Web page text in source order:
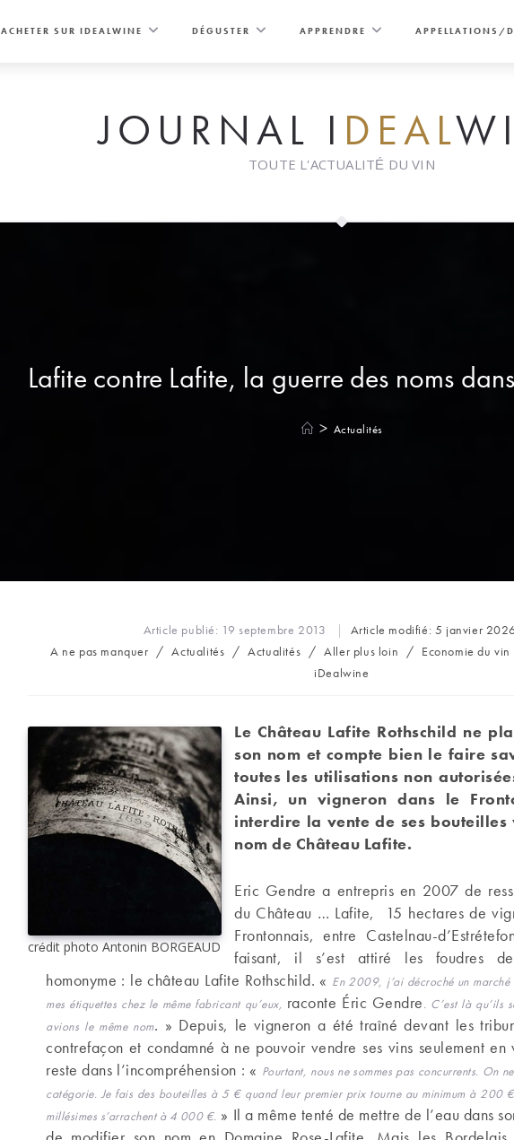
ACHETER SUR IDEALWINE DÉGUSTER APPRENDRE APPELLATIONS/
JOURNAL I DEAL
TOUTE L'ACTUALITÉ DU VIN
Lafite contre Lafite, la guerre des noms
> Actualités
Article publié: 19 septembre 2013 Article modifié: 5 janvier 2026
Post
A ne pas manquer / Actualités / Actualités / Aller plus loin / Economie du vin
Auteur/autrice
publication :
iDealwine
crédit photo Antonin BORGEAUD
Le Château Lafite Rothschild ne
son nom et compte bien le faire
toutes les utilisations non
Ainsi, un vigneron dans le
interdire la vente de ses bouteilles
nom de Château Lafite.
Eric Gendre a entrepris en 2007 de
du Château … Lafite, 15 hectares de
Frontonnais, entre Castelnau-
faisant, il s’est attiré les foudres
homonyme : le château Lafite Rothschild. « En 2009, j’ai décroché un
mes étiquettes chez le même fabricant qu’eux, raconte Éric Gendre. C’est là qu’ils
avions le même nom. » Depuis, le vigneron a été traîné devant les
contrefaçon et condamné à ne pouvoir vendre ses vins seulement
reste dans l’incompréhension : « Pourtant, nous ne sommes pas concurrents. On
catégorie. Je fais des bouteilles à 5 € quand leur premier prix tourne au minimum à 200
millésimes s’arrachent à 4 000 €. » Il a même tenté de mettre de l’eau dans